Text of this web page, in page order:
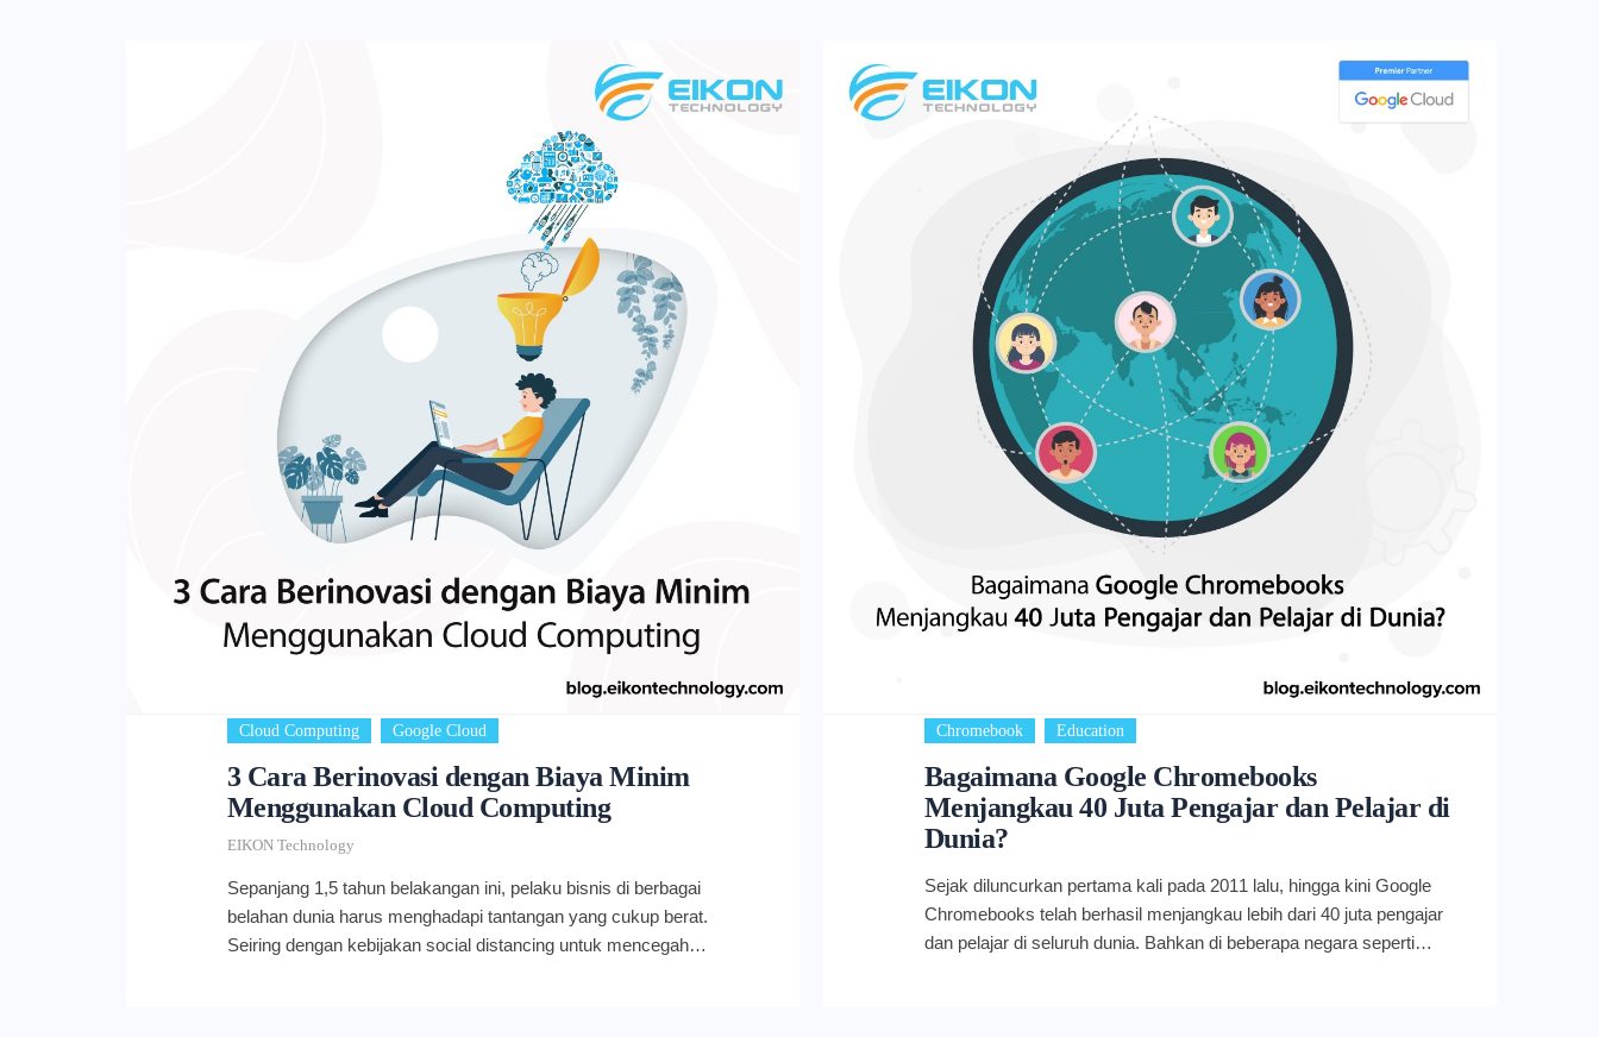
Cloud Computing Google Cloud
3 Cara Berinovasi dengan Biaya Minim
Menggunakan Cloud Computing
EIKON Technology
Sepanjang 1,5 tahun belakangan ini, pelaku bisnis di berbagai
belahan dunia harus menghadapi tantangan yang cukup berat.
Seiring dengan kebijakan social distancing untuk mencegah
Chromebook Education
Bagaimana Google Chromebooks
Menjangkau 40 Juta Pengajar dan Pelajar di
Dunia?
Sejak diluncurkan pertama kali pada 2011 lalu, hingga kini Google
Chromebooks telah berhasil menjangkau lebih dari 40 juta pengajar
dan pelajar di seluruh dunia. Bahkan di beberapa negara seperti